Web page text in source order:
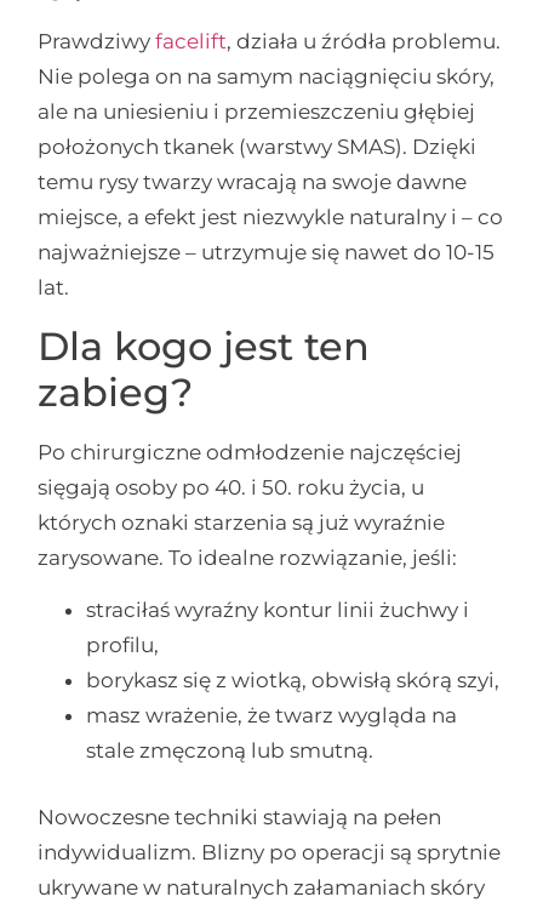
Prawdziwyfacelift, działa u źródła problemu.
Nie polega on na samym naciągnięciu skóry,
ale na uniesieniu i przemieszczeniu głębiej
położonych tkanek (warstwy SMAS). Dzięki
temu rysy twarzy wracają na swoje dawne
miejsce, a efekt jest niezwykle naturalny i – co
najważniejsze – utrzymuje się nawet do 10-15
lat.
Dla kogo jest ten
zabieg?
Po chirurgiczne odmłodzenie najczęściej
sięgają osoby po 40. i 50. roku życia, u
których oznaki starzenia są już wyraźnie
zarysowane. To idealne rozwiązanie, jeśli:
straciłaś wyraźny kontur linii żuchwy i
profilu,
borykasz się z wiotką, obwisłą skórą szyi,
masz wrażenie, że twarz wygląda na
stale zmęczoną lub smutną.
Nowoczesne techniki stawiają na pełen
indywidualizm. Blizny po operacji są sprytnie
ukrywane w naturalnych załamaniach skóry